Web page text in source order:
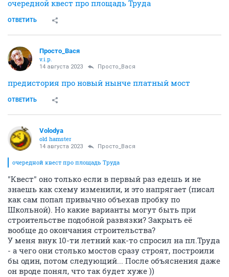
очередной квест про площадь Труда
ОТВЕТИТЬ
Просто_Вася
v.i.p.
14 августа 2023 Просто_Вася
предистория про новый нынче платный мост
ОТВЕТИТЬ
Volodya
old hamster
14 августа 2023 Просто_Вася
очередной квест про площадь Труда
"Квест" оно только если в первый раз едешь и не
знаешь как схему изменили, и это напрягает (писал
как сам попал привычно объехав пробку по
Школьной). Но какие варианты могут быть при
строительстве подобной развязки? Закрыть её
вообще до окончания строительства?
У меня внук 10-ти летний как-то спросил на пл.Труда
- а чего они столько мостов сразу строят, построили
бы один, потом следующий... После объяснения даже
он вроде понял, что так будет хуже ))